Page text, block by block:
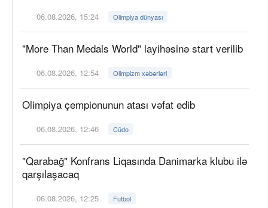
06.08.2026, 15:24 Olimpiya dünyası
"More Than Medals World" layihəsinə start verilib
06.08.2026, 12:54 Olimpizm xəbərləri
Olimpiya çempionunun atası vəfat edib
06.08.2026, 12:46 Cüdo
"Qarabağ" Konfrans Liqasında Danimarka klubu ilə
qarşılaşacaq
06.08.2026, 12:25 Futbol